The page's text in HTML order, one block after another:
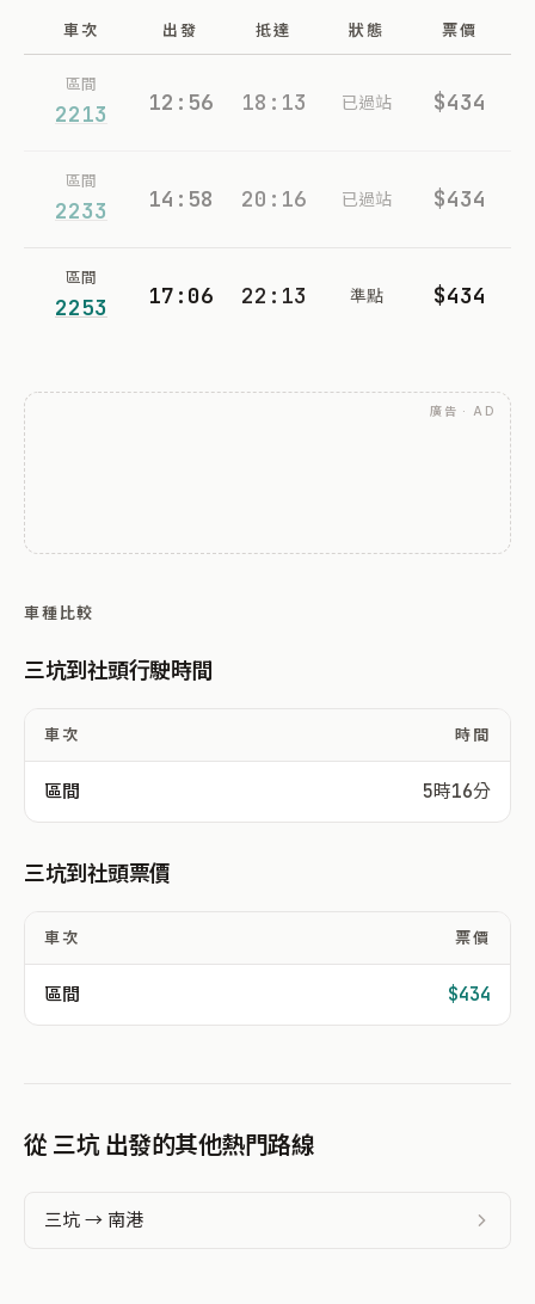
車次 出發 抵達 狀態 票價
區間
2213 12:56 18:13 已過站 $434
區間
2233 14:58 20:16 已過站 $434
區間
2253 17:06 22:13 準點 $434
廣告 · AD
車種比較
三坑到社頭行駛時間
車次 時間
區間 5時16分
三坑到社頭票價
車次 票價
區間 $434
從 三坑 出發的其他熱門路線
三坑 → 南港